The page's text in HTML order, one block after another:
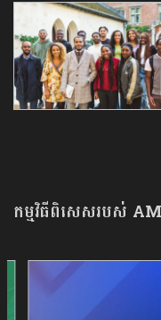
កម្មវិធីពិសេសរបស់